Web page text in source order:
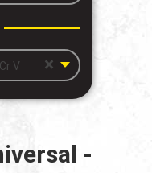
×
V
-